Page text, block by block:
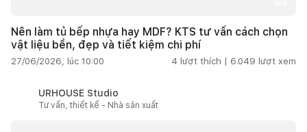
Nên làm tủ bếp nhựa hay MDF? KTS tư vấn cách chọn
vật liệu bền, đẹp và tiết kiệm chi phí
27/06/2026, lúc 10:00 4 lượt thích | 6.049 lượt xem
URHOUSE Studio
Tư vấn, thiết kế - Nhà sản xuất